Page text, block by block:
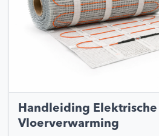
Handleiding Elektrische
Vloerverwarming